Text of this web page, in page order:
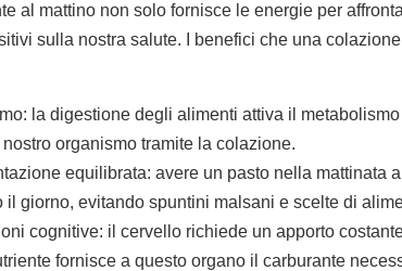
al mattino non solo fornisce le energie per
sulla nostra salute. I benefici che una
la digestione degli alimenti attiva il
organismo tramite la colazione.
equilibrata: avere un pasto nella mattinata
il giorno, evitando spuntini malsani e scelte di
cognitive: il cervello richiede un apporto
fornisce a questo organo il carburante